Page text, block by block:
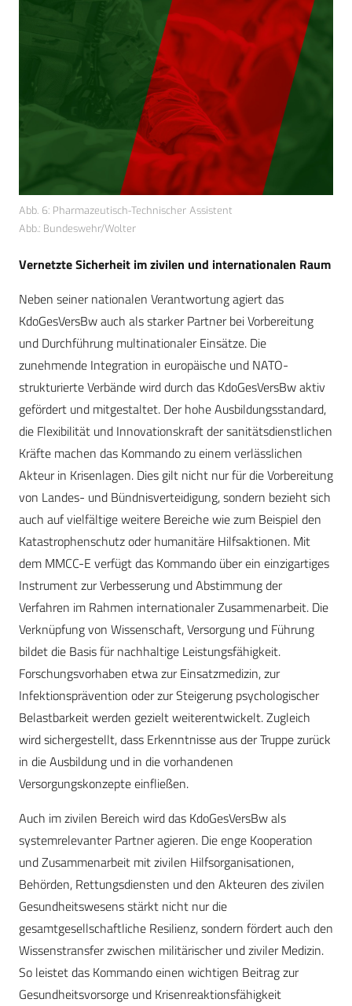
Abb. 6: Pharmazeutisch-Technischer Assistent
Abb.: Bundeswehr/Wolter
Vernetzte Sicherheit im zivilen und internationalen Raum
Neben seiner nationalen Verantwortung agiert das
KdoGesVersBw auch als starker Partner bei Vorbereitung
und Durchführung multinationaler Einsätze. Die
zunehmende Integration in europäische und NATO-
strukturierte Verbände wird durch das KdoGesVersBw aktiv
gefördert und mitgestaltet. Der hohe Ausbildungsstandard,
die Flexibilität und Innovationskraft der sanitätsdienstlichen
Kräfte machen das Kommando zu einem verlässlichen
Akteur in Krisenlagen. Dies gilt nicht nur für die Vorbereitung
von Landes- und Bündnisverteidigung, sondern bezieht sich
auch auf vielfältige weitere Bereiche wie zum Beispiel den
Katastrophenschutz oder humanitäre Hilfsaktionen. Mit
dem MMCC-E verfügt das Kommando über ein einzigartiges
Instrument zur Verbesserung und Abstimmung der
Verfahren im Rahmen internationaler Zusammenarbeit. Die
Verknüpfung von Wissenschaft, Versorgung und Führung
bildet die Basis für nachhaltige Leistungsfähigkeit.
Forschungsvorhaben etwa zur Einsatzmedizin, zur
Infektionsprävention oder zur Steigerung psychologischer
Belastbarkeit werden gezielt weiterentwickelt. Zugleich
wird sichergestellt, dass Erkenntnisse aus der Truppe zurück
in die Ausbildung und in die vorhandenen
Versorgungskonzepte einfließen.
Auch im zivilen Bereich wird das KdoGesVersBw als
systemrelevanter Partner agieren. Die enge Kooperation
und Zusammenarbeit mit zivilen Hilfsorganisationen,
Behörden, Rettungsdiensten und den Akteuren des zivilen
Gesundheitswesens stärkt nicht nur die
gesamtgesellschaftliche Resilienz, sondern fördert auch den
Wissenstransfer zwischen militärischer und ziviler Medizin.
So leistet das Kommando einen wichtigen Beitrag zur
Gesundheitsvorsorge und Krisenreaktionsfähigkeit